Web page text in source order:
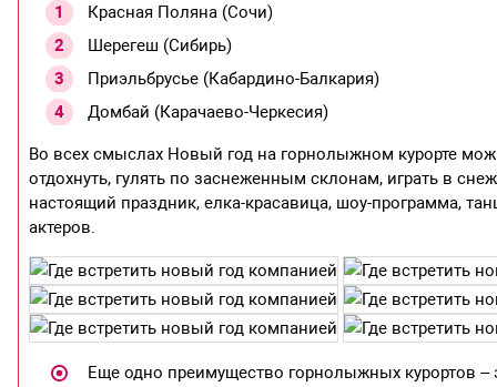
Красная Поляна (Сочи)
Шерегеш (Сибирь)
Приэльбрусье (Кабардино-Балкария)
Домбай (Карачаево-Черкесия)
Во всех смыслах Новый год на горнолыжном курорте
отдохнуть, гулять по заснеженным склонам, играть в
настоящий праздник, елка-красавица, шоу-программа,
актеров.
Еще одно преимущество горнолыжных курортов –